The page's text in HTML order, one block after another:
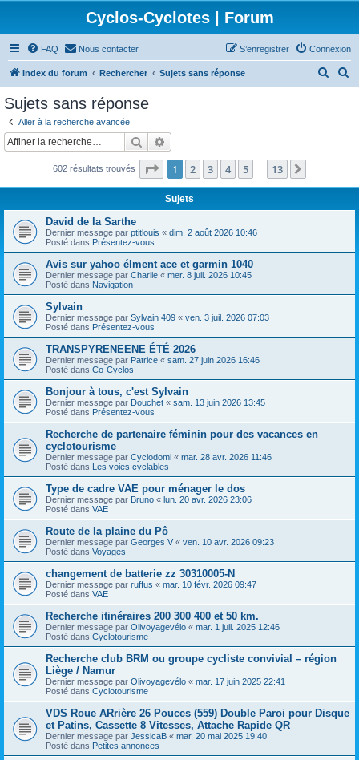
Cyclos-Cyclotes | Forum
FAQ Nous contacter Connexion
S’enregistrer
Index du forum Rechercher Sujets sans réponse
c
c
Sujets sans réponse
Aller à la recherche avancée
Rechercher
602 résultats trouvés Page 1sur13
1 2 3 4 5 13
Sujets
David de la Sarthe
Dernier message par ptitlouis « dim. 2 août 2026 10:46
Posté dans Présentez-vous
Avis sur yahoo élment ace et garmin 1040
Dernier message par Charlie « mer. 8 juil. 2026 10:45
Posté dans Navigation
Sylvain
Dernier message par Sylvain 409 « ven. 3 juil. 2026 07:03
Posté dans Présentez-vous
TRANSPYRENEENE ÉTÉ 2026
Dernier message par Patrice « sam. 27 juin 2026 16:46
Posté dans Co-Cyclos
Bonjour à tous, c'est Sylvain
Dernier message par Douchet « sam. 13 juin 2026 13:45
Posté dans Présentez-vous
Recherche de partenaire féminin pour des vacances en
cyclotourisme
Dernier message par Cyclodomi « mar. 28 avr. 2026 11:46
Posté dans Les voies cyclables
Type de cadre VAE pour ménager le dos
Dernier message par Bruno « lun. 20 avr. 2026 23:06
Posté dans VAE
Route de la plaine du Pô
Dernier message par Georges V « ven. 10 avr. 2026 09:23
Posté dans Voyages
changement de batterie zz 30310005-N
Dernier message par ruffus « mar. 10 févr. 2026 09:47
Posté dans VAE
Recherche itinéraires 200 300 400 et 50 km.
Dernier message par Olivoyagevélo « mar. 1 juil. 2025 12:46
Posté dans Cyclotourisme
Recherche club BRM ou groupe cycliste convivial – région
Liège / Namur
Dernier message par Olivoyagevélo « mar. 17 juin 2025 22:41
Posté dans Cyclotourisme
VDS Roue ARrière 26 Pouces (559) Double Paroi pour Disque
et Patins, Cassette 8 Vitesses, Attache Rapide QR
Dernier message par JessicaB « mar. 20 mai 2025 19:40
Posté dans Petites annonces